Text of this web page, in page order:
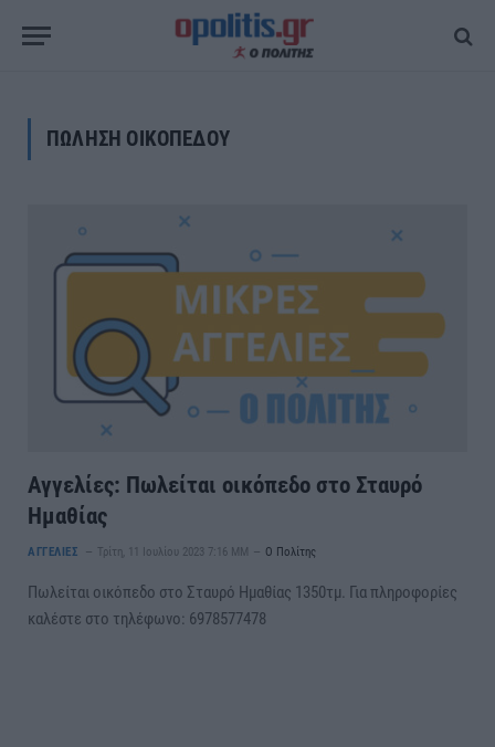
ΠΩΛΗΣΗ ΟΙΚΟΠΕΔΟΥ
Αγγελίες: Πωλείται οικόπεδο στο Σταυρό
Ημαθίας
ΑΓΓΕΛΙΕΣ Τρίτη, 11 Ιουλίου 2023 7:16 ΜΜ Ο Πολίτης
Πωλείται οικόπεδο στο Σταυρό Ημαθίας 1350τμ. Για πληροφορίες
καλέστε στο τηλέφωνο: 6978577478